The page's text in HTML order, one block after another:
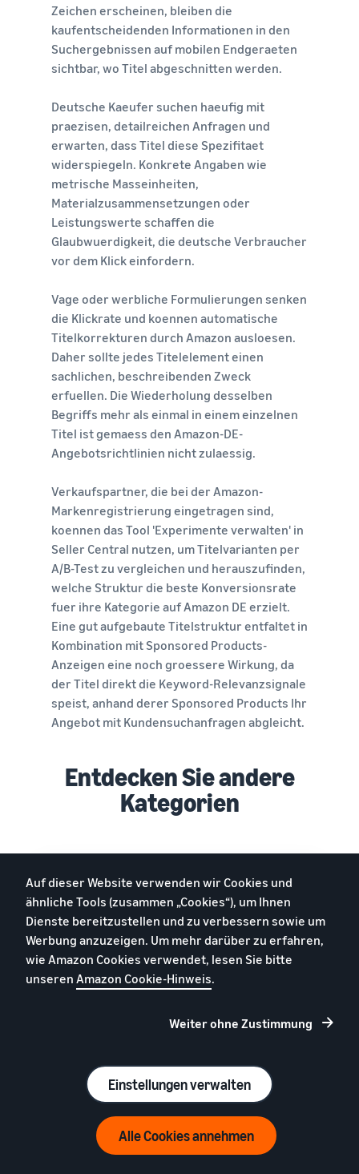
Zeichen erscheinen, bleiben die
kaufentscheidenden Informationen in den
Suchergebnissen auf mobilen Endgeraeten
sichtbar, wo Titel abgeschnitten werden.
Deutsche Kaeufer suchen haeufig mit
praezisen, detailreichen Anfragen und
erwarten, dass Titel diese Spezifitaet
widerspiegeln. Konkrete Angaben wie
metrische Masseinheiten,
Materialzusammensetzungen oder
Leistungswerte schaffen die
Glaubwuerdigkeit, die deutsche Verbraucher
vor dem Klick einfordern.
Vage oder werbliche Formulierungen senken
die Klickrate und koennen automatische
Titelkorrekturen durch Amazon ausloesen.
Daher sollte jedes Titelelement einen
sachlichen, beschreibenden Zweck
erfuellen. Die Wiederholung desselben
Begriffs mehr als einmal in einem einzelnen
Titel ist gemaess den Amazon-DE-
Angebotsrichtlinien nicht zulaessig.
Verkaufspartner, die bei der Amazon-
Markenregistrierung eingetragen sind,
koennen das Tool 'Experimente verwalten' in
Seller Central nutzen, um Titelvarianten per
A/B-Test zu vergleichen und herauszufinden,
welche Struktur die beste Konversionsrate
fuer ihre Kategorie auf Amazon DE erzielt.
Eine gut aufgebaute Titelstruktur entfaltet in
Kombination mit Sponsored Products-
Anzeigen eine noch groessere Wirkung, da
der Titel direkt die Keyword-Relevanzsignale
speist, anhand derer Sponsored Products Ihr
Angebot mit Kundensuchanfragen abgleicht.
Entdecken Sie andere
Kategorien
Hemden
Jetzt registrieren
Auf dieser Website verwenden wir Cookies und
ähnliche Tools (zusammen „Cookies“), um Ihnen
Dienste bereitzustellen und zu verbessern sowie um
Werbung anzuzeigen. Um mehr darüber zu erfahren,
wie Amazon Cookies verwendet, lesen Sie bitte
unseren Amazon Cookie-Hinweis.
Weiter ohne Zustimmung
Einstellungen verwalten
Alle Cookies annehmen